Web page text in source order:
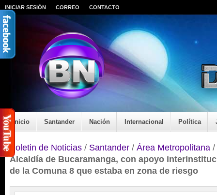
INICIAR SESIÓN CORREO CONTACTO
Inicio Santander Nación Internacional Política
Boletin de Noticias / Santander / Área Metropolitana /
Alcaldía de Bucaramanga, con apoyo
de la Comuna 8 que estaba en zona de riesgo